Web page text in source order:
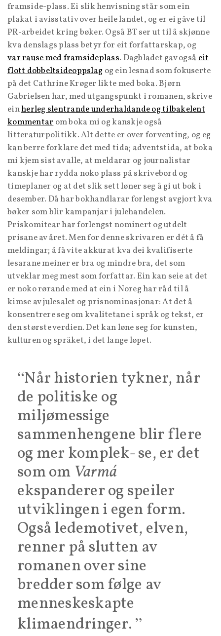
framside-plass. Ei slik henvisning står som ein
plakat i avisstativ over heile landet, og er ei gåve til
PR-arbeidet kring bøker. Også BT ser ut til å skjønne
kva denslags plass betyr for eit forfattarskap, og
var rause med framsideplass. Dagbladet gav ogsåeit
flott dobbeltsideoppslag og ein lesnad som fokuserte
på det Cathrine Krøger likte med boka. Bjørn
Gabrielsen har, med utgangspunkt i romanen, skrive
einherleg slentrande underhaldande og tilbakelent
kommentarom boka mi og kanskje også
litteraturpolitikk. Alt dette er over forventing, og eg
kan berre forklare det med tida; adventstida, at boka
mi kjem sist av alle, at meldarar og journalistar
kanskje har rydda noko plass på skrivebord og
timeplaner og at det slik sett løner seg å gi ut bok i
desember. Då har bokhandlarar forlengst avgjort kva
bøker som blir kampanjar i julehandelen.
Priskomitear har forlengst nominert og utdelt
prisane av året. Men for denne skrivaren er dét å få
meldingar; å få vite akkurat kva dei kvalifiserte
lesarane meiner er bra og mindre bra, det som
utveklar meg mest som forfattar. Ein kan seie at det
er noko rørande med at ein i Noreg har råd til å
kimse av julesalet og prisnominasjonar: At det å
konsentrere seg om kvalitetane i språk og tekst, er
den største verdien. Det kan løne seg for kunsten,
kulturen og språket, i det lange løpet.
Når historien tykner, når
de politiske og
miljømessige
sammenhengene blir flere
og mer komplek- se, er det
som om Varmá
ekspanderer og speiler
utviklingen i egen form.
Også ledemotivet, elven,
renner på slutten av
romanen over sine
bredder som følge av
menneskeskapte
klimaendringer.